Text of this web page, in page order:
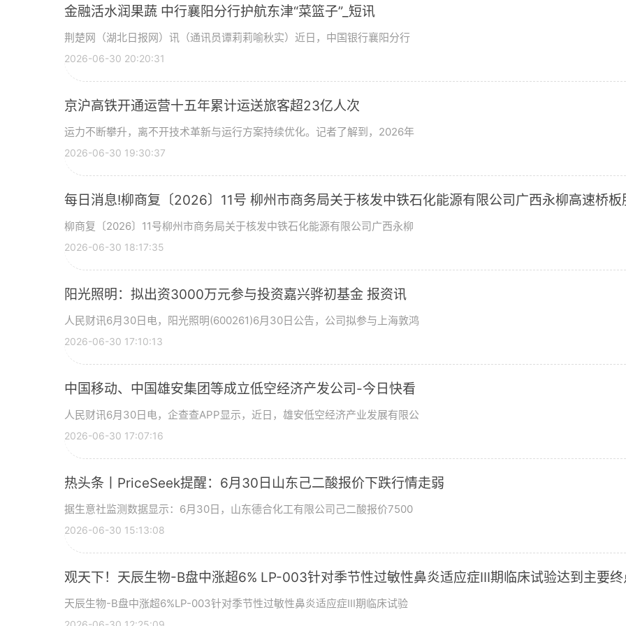
金融活水润果蔬 中行襄阳分行护航东津“菜篮子”_短讯
荆楚网（湖北日报网）讯（通讯员谭莉莉喻秋实）近日，中国银行襄阳分行
2026-06-30 20:20:31
京沪高铁开通运营十五年累计运送旅客超23亿人次
运力不断攀升，离不开技术革新与运行方案持续优化。记者了解到，2026年
2026-06-30 19:30:37
每日消息!柳商复〔2026〕11号 柳州市商务局关于核发中铁石化能源有限公司广西永柳高速桥板
区南区加油站等2座加油站成品油零售经营批准证书的批复
柳商复〔2026〕11号柳州市商务局关于核发中铁石化能源有限公司广西永柳
2026-06-30 18:17:35
阳光照明：拟出资3000万元参与投资嘉兴骅初基金 报资讯
人民财讯6月30日电，阳光照明(600261)6月30日公告，公司拟参与上海敦鸿
2026-06-30 17:10:13
中国移动、中国雄安集团等成立低空经济产发公司-今日快看
人民财讯6月30日电，企查查APP显示，近日，雄安低空经济产业发展有限公
2026-06-30 17:07:16
热头条丨PriceSeek提醒：6月30日山东己二酸报价下跌行情走弱
据生意社监测数据显示：6月30日，山东德合化工有限公司己二酸报价7500
2026-06-30 15:13:08
观天下！天辰生物-B盘中涨超6% LP-003针对季节性过敏性鼻炎适应症III期临床试验达到主要终
天辰生物-B盘中涨超6%LP-003针对季节性过敏性鼻炎适应症III期临床试验